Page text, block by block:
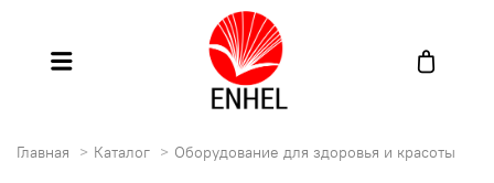
Главная Каталог Оборудование для здоровья и красоты